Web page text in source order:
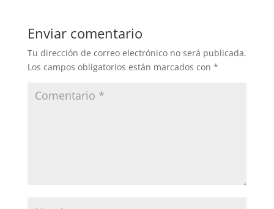
Enviar comentario
Tu dirección de correo electrónico no será publicada.
Los campos obligatorios están marcados con *